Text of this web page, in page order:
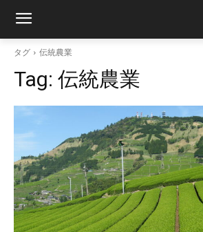
タグ 伝統農業
Tag: 伝統農業